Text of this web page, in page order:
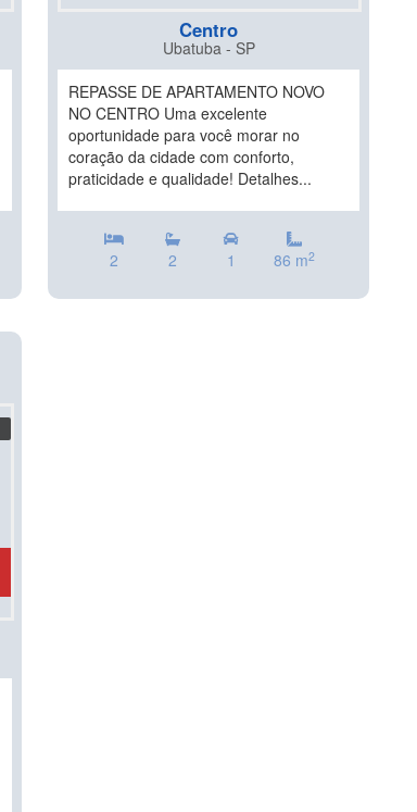
Centro
Ubatuba - SP
REPASSE DE APARTAMENTO NOVO
NO CENTRO Uma excelente
oportunidade para você morar no
coração da cidade com conforto,
praticidade e qualidade! Detalhes...
2 2 1 86 m2